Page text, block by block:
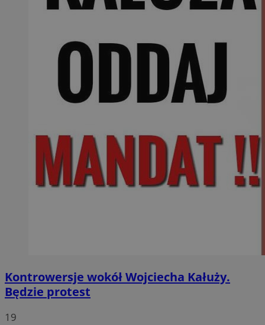
Kontrowersje wokół Wojciecha Kałuży.
Będzie protest
19